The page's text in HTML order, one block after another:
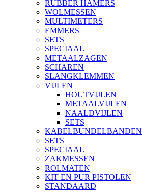
RUBBER HAMERS
WOLMESSEN
MULTIMETERS
EMMERS
SETS
SPECIAAL
METAALZAGEN
SCHAREN
SLANGKLEMMEN
VIJLEN
HOUTVIJLEN
METAALVIJLEN
NAALDVIJLEN
SETS
KABELBUNDELBANDEN
SETS
SPECIAAL
ZAKMESSEN
ROLMATEN
KIT EN PUR PISTOLEN
STANDAARD